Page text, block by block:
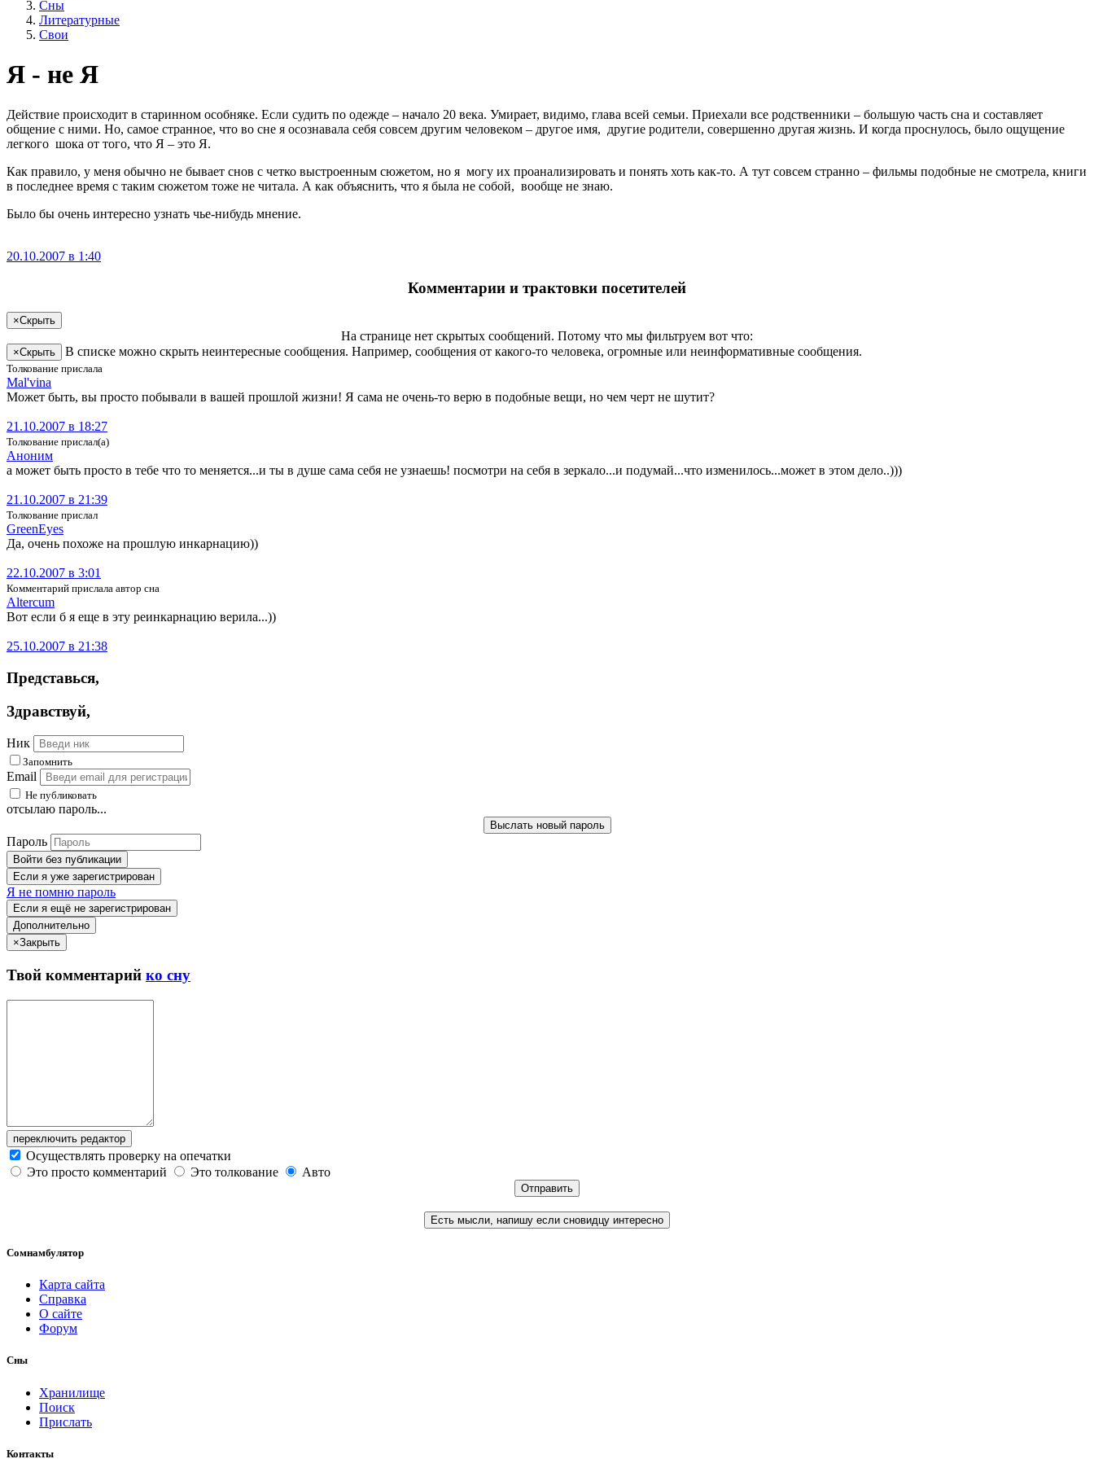
Сны
Литературные
Свои
Я - не Я
Действие происходит в старинном особняке. Если судить по одежде – начало 20 века. Умирает, видимо, глава всей семьи. Приехали все родственники – большую часть сна и составляет
общение с ними. Но, самое странное, что во сне я осознавала себя совсем другим человеком – другое имя, другие родители, совершенно другая жизнь. И когда проснулось, было ощущение
легкого шока от того, что Я – это Я.
Как правило, у меня обычно не бывает снов с четко выстроенным сюжетом, но я могу их проанализировать и понять хоть как-то. А тут совсем странно – фильмы подобные не смотрела, книги
в последнее время с таким сюжетом тоже не читала. А как объяснить, что я была не собой, вообще не знаю.
Было бы очень интересно узнать чье-нибудь мнение.
20.10.2007 в 1:40
Комментарии и трактовки посетителей
×Скрыть
На странице нет скрытых сообщений. Потому что мы фильтруем вот что:
×Скрыть В списке можно скрыть неинтересные сообщения. Например, сообщения от какого-то человека, огромные или неинформативные сообщения.
Толкование прислала
Mal'vina
Может быть, вы просто побывали в вашей прошлой жизни! Я сама не очень-то верю в подобные вещи, но чем черт не шутит?
21.10.2007 в 18:27
Толкование прислал(а)
Аноним
а может быть просто в тебе что то меняется...и ты в душе сама себя не узнаешь! посмотри на себя в зеркало...и подумай...что изменилось...может в этом дело..)))
21.10.2007 в 21:39
Толкование прислал
Gre­enEy­es
Да, очень похоже на прошлую инкарнацию))
22.10.2007 в 3:01
Комментарий прислала автор сна
Altercum
Вот если б я еще в эту реинкарнацию верила...))
25.10.2007 в 21:38
Представься,
Здравствуй,
Ник
Запомнить
Email
Не публиковать
отсылаю пароль...
Выслать новый пароль
Пароль
Войти без публикации
Если я уже зарегистрирован
Я не помню пароль
Если я ещё не зарегистрирован
Дополнительно
×Закрыть
Твой комментарий ко сну
переключить редактор
Осуществлять проверку на опечатки
Это просто комментарий
Это толкование Авто
Отправить
Есть мысли, напишу если сновидцу интересно
Сомнамбулятор
Карта сайта
Справка
О сайте
Форум
Сны
Хранилище
Поиск
Прислать
Контакты